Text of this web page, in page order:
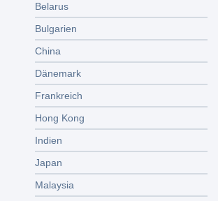
Belarus
Bulgarien
China
Dänemark
Frankreich
Hong Kong
Indien
Japan
Malaysia